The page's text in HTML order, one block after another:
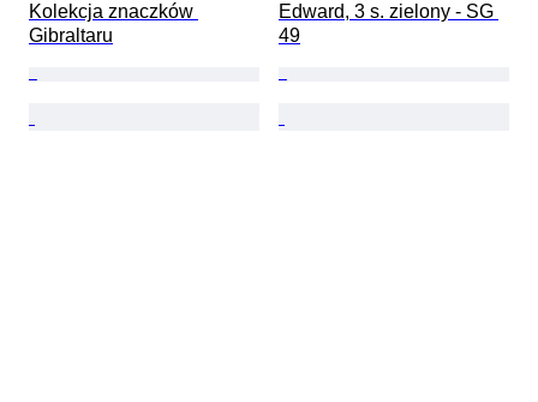
Kolekcja znaczków
Gibraltaru
Edward, 3 s. zielony - SG
49